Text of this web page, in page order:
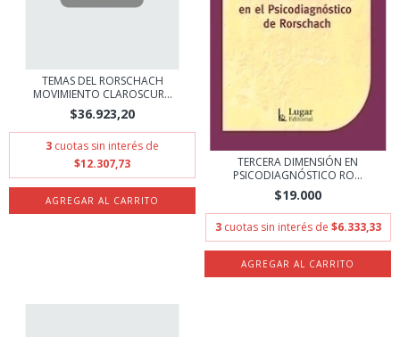
TEMAS DEL RORSCHACH
MOVIMIENTO CLAROSCUR...
$36.923,20
3 cuotas sin interés de
$12.307,73
TERCERA DIMENSIÓN EN
PSICODIAGNÓSTICO RO...
$19.000
3 cuotas sin interés de $6.333,33